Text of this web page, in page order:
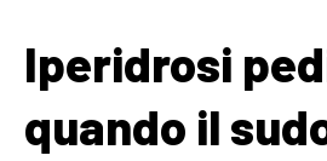
Iperidrosi
quando il